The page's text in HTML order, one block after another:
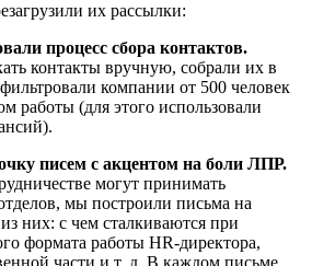
их рассылки:
процесс сбора контактов.
контакты вручную, собрали их в
компании от 500 человек
работы (для этого использовали
писем с акцентом на боли ЛПР.
могут принимать
мы построили письма на
них: с чем сталкиваются при
формата работы HR-директора,